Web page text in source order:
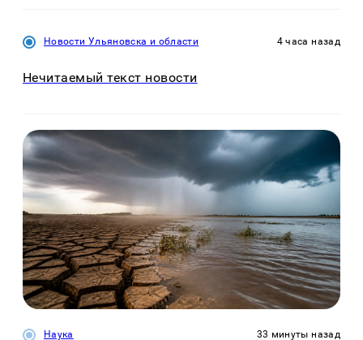
Новости Ульяновска и области 4 часа назад
Нечитаемый текст новости
Наука 33 минуты назад